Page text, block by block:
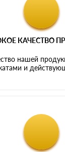
КАЧЕСТВО
нашей
и